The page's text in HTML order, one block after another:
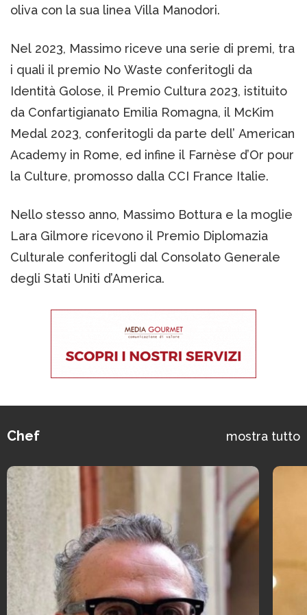
oliva con la sua linea Villa Manodori.
Nel 2023, Massimo riceve una serie di premi, tra
i quali il premio No Waste conferitogli da
Identità Golose, il Premio Cultura 2023, istituito
da Confartigianato Emilia Romagna, il McKim
Medal 2023, conferitogli da parte dell’ American
Academy in Rome, ed infine il Farnèse d’Or pour
la Culture, promosso dalla CCI France Italie.
Nello stesso anno, Massimo Bottura e la moglie
Lara Gilmore ricevono il Premio Diplomazia
Culturale conferitogli dal Consolato Generale
degli Stati Uniti d’America.
Chef mostra tutto